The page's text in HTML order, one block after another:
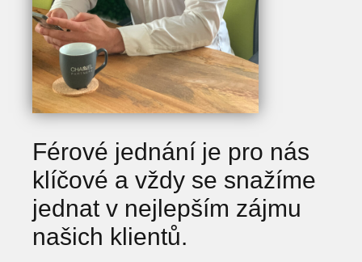
Férové jednání je pro nás
klíčové a vždy se snažíme
jednat v nejlepším zájmu
našich klientů.